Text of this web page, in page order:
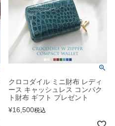
クロコダイル ミニ財布 レディ
ース キャッシュレス コンパク
ト財布 ギフト プレゼント
¥16,500税込